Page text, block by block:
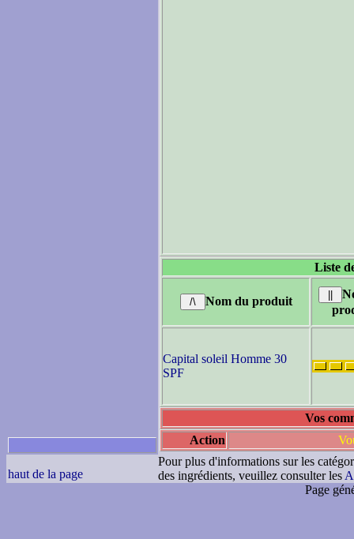
Liste
Nom du produit
Capital soleil Homme 30
SPF
Vos
Action
haut de la page
Pour plus d'informations sur les
des ingrédients, veuillez consulter les
Page